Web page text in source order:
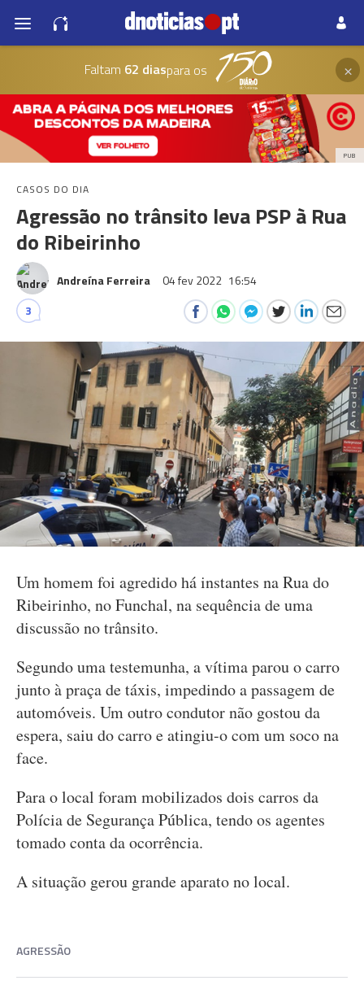
Faltam 62 diaspara os ×
PUB
CASOS DO DIA
Agressão no trânsito leva PSP à Rua
do Ribeirinho
Andreína Ferreira 04 fev 2022 16:54
3
Um homem foi agredido há instantes na Rua do
Ribeirinho, no Funchal, na sequência de uma
discussão no trânsito.
Segundo uma testemunha, a vítima parou o carro
junto à praça de táxis, impedindo a passagem de
automóveis. Um outro condutor não gostou da
espera, saiu do carro e atingiu-o com um soco na
face.
Para o local foram mobilizados dois carros da
Polícia de Segurança Pública, tendo os agentes
tomado conta da ocorrência.
A situação gerou grande aparato no local.
AGRESSÃO